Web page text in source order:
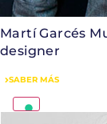
Martí Garcés
designer
SABER MÁS